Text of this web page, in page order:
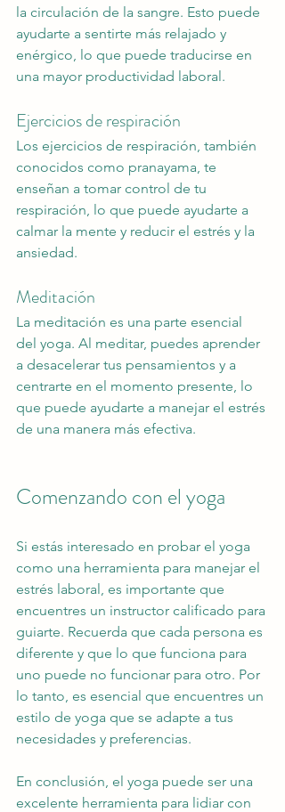
la circulación de la sangre. Esto puede
ayudarte a sentirte más relajado y
enérgico, lo que puede traducirse en
una mayor productividad laboral.
Ejercicios de respiración
Los ejercicios de respiración, también
conocidos como pranayama, te
enseñan a tomar control de tu
respiración, lo que puede ayudarte a
calmar la mente y reducir el estrés y la
ansiedad.
Meditación
La meditación es una parte esencial
del yoga. Al meditar, puedes aprender
a desacelerar tus pensamientos y a
centrarte en el momento presente, lo
que puede ayudarte a manejar el estrés
de una manera más efectiva.
Comenzando con el yoga
Si estás interesado en probar el yoga
como una herramienta para manejar el
estrés laboral, es importante que
encuentres un instructor calificado para
guiarte. Recuerda que cada persona es
diferente y que lo que funciona para
uno puede no funcionar para otro. Por
lo tanto, es esencial que encuentres un
estilo de yoga que se adapte a tus
necesidades y preferencias.
En conclusión, el yoga puede ser una
excelente herramienta para lidiar con